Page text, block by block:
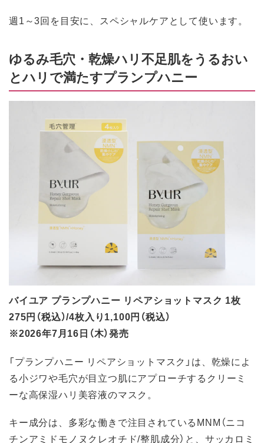
週1～3回を目安に、スペシャルケアとして使います。
ゆるみ毛穴・乾燥ハリ不足肌をうるおい
とハリで満たすプランプハニー
バイユア プランプハニー リペアショットマスク 1枚
275円（税込）/4枚入り1,100円（税込）
※2026年7月16日（木）発売
「プランプハニー リペアショットマスク」は、乾燥によ
る小ジワや毛穴が目立つ肌にアプローチするクリーミ
ーな高保湿ハリ美容液のマスク。
キー成分は、多彩な働きで注目されているMNM（ニコ
チンアミドモノヌクレオチド/整肌成分）と、サッカロミ